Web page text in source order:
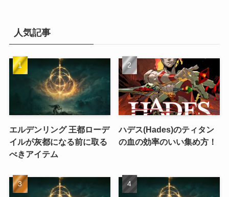
人気記事
エルデンリング 王都ローデ
イルが灰都になる前に取る
べきアイテム
ハデス(Hades)のティタン
の血の効率のいい集め方！